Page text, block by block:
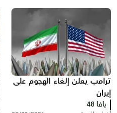
ترامب يعلن إلغاء الهجوم على
إيران
يافا 48